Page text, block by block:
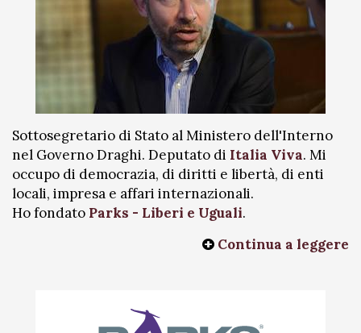
Sottosegretario di Stato al Ministero dell'Interno
nel Governo Draghi. Deputato di Italia Viva. Mi
occupo di democrazia, di diritti e libertà, di enti
locali, impresa e affari internazionali.
Ho fondato Parks - Liberi e Uguali.
Continua a leggere